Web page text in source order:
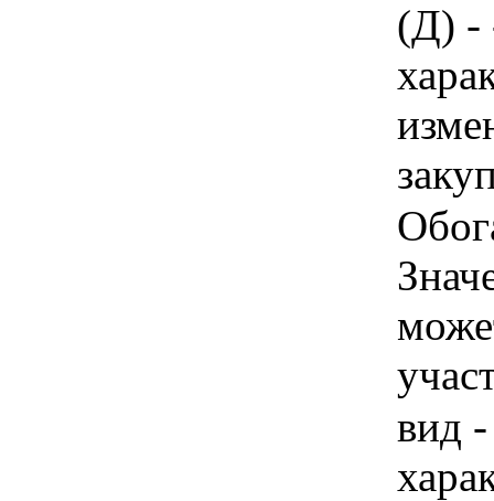
(Д) -
вид